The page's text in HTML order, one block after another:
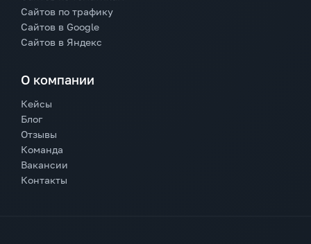
Сайтов по трафику
Сайтов в Google
Сайтов в Яндекс
О компании
Кейсы
Блог
Отзывы
Команда
Вакансии
Контакты